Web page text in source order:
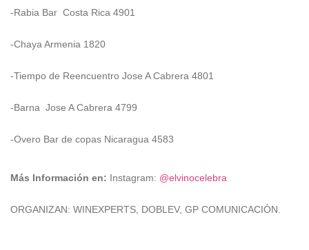
-Rabia Bar Costa Rica 4901
-Chaya Armenia 1820
-Tiempo de Reencuentro Jose A Cabrera 4801
-Barna Jose A Cabrera 4799
-Overo Bar de copas Nicaragua 4583
Más Información en: Instagram: @elvinocelebra
ORGANIZAN: WINEXPERTS, DOBLEV, GP COMUNICACIÓN.